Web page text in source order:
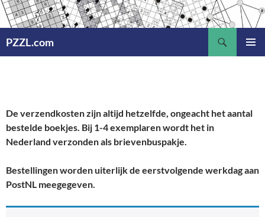
Ga
naar
inhoud
PZZL.com
De verzendkosten zijn altijd hetzelfde, ongeacht het aantal
bestelde boekjes. Bij 1-4 exemplaren wordt het in
Nederland verzonden als brievenbuspakje.
Bestellingen worden uiterlijk de eerstvolgende werkdag aan
PostNL meegegeven.